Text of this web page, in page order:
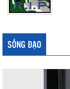
SỐNG ĐẠO